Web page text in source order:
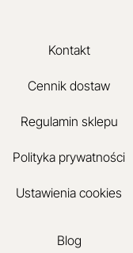
Kontakt
Cennik dostaw
Regulamin sklepu
Polityka prywatności
Ustawienia cookies
Blog